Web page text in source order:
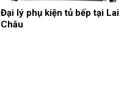
Đại lý phụ kiện tủ bếp tại Lai
Châu